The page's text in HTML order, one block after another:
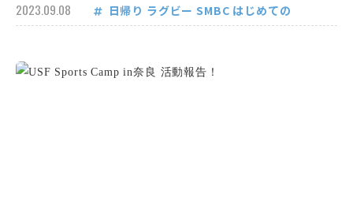
2023.09.08 日帰り ラグビー SMBC はじめての